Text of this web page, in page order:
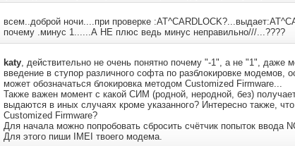
всем..доброй ночи....при проверке
почему .минус 1......А НЕ плюс ведь минус неправильно///...????
katy, действительно не очень понятно почему "-1", а не "1", даже
введение в ступор различного софта по разблокировке модемов,
может обозначаться блокировка методом Customized Firmware...
Также важен момент с какой СИМ (родной, неродной, без)
выдаются в иных случаях кроме указанного? Интересно также,
Customized Firmware?
Для начала можно попробовать сбросить счётчик попыток ввода
Для этого пиши IMEI твоего модема.